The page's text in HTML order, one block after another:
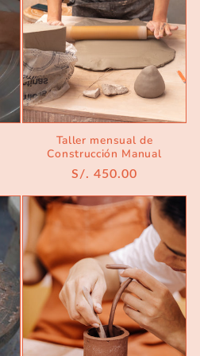
Taller mensual de
Construcción Manual
Precio
habitual
S/. 450.00